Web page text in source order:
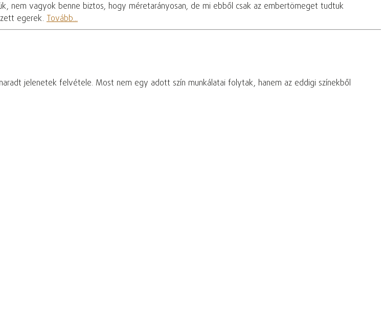
nem vagyok benne biztos, hogy méretarányosan, de mi ebből csak az embertömeget tudtuk
egerek. Tovább...
jelenetek felvétele. Most nem egy adott szín munkálatai folytak, hanem az eddigi színekből